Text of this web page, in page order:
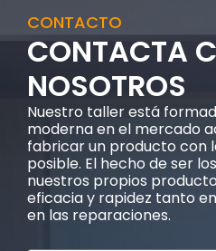
CONTACTO
CONTACTA
NOSOTROS
Nuestro taller está
moderna en el mercado
fabricar un producto con
posible. El hecho de ser
nuestros propios
eficacia y rapidez tanto
en las reparaciones.